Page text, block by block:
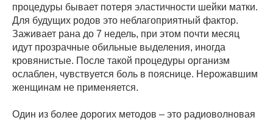
процедуры бывает потеря эластичности шейки матки.
Для будущих родов это неблагоприятный фактор.
Заживает рана до 7 недель, при этом почти месяц
идут прозрачные обильные выделения, иногда
кровянистые. После такой процедуры организм
ослаблен, чувствуется боль в пояснице. Нерожавшим
женщинам не применяется.
Один из более дорогих методов – это радиоволновая